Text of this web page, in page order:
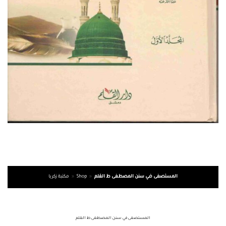
مكتبة زكريا » Shop » المستصفى في سنن المصطفى ط القلم
المستصفى في سنن المصطفى ط القلم